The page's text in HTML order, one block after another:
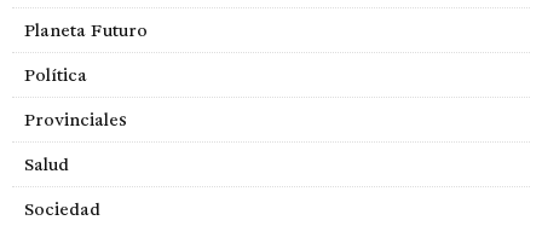
Planeta Futuro
Política
Provinciales
Salud
Sociedad